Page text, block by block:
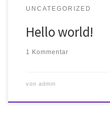
UNCATEGORIZED
Hello world!
1 Kommentar
von admin